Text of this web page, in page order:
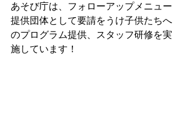
あそび庁は、フォローアップメニュー
提供団体として要請をうけ子供たちへ
のプログラム提供、スタッフ研修を実
施しています！